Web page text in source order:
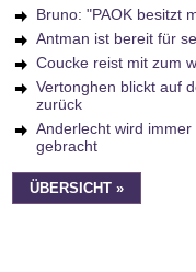
Bruno: "PAOK besitzt
Antman ist bereit für
Coucke reist mit zum
Vertonghen blickt auf
zurück
Anderlecht wird
gebracht
ÜBERSICHT »